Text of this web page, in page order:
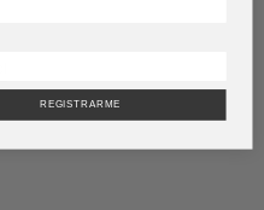
REGISTRARME